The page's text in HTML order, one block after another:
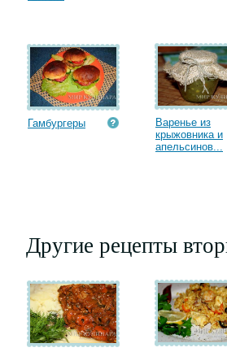
Гамбургеры
Варенье из
крыжовника и
апельсинов...
Другие рецепты